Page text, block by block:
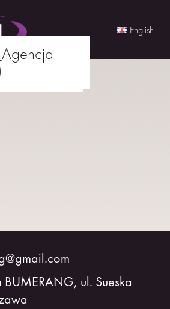
English
ul. Sueska